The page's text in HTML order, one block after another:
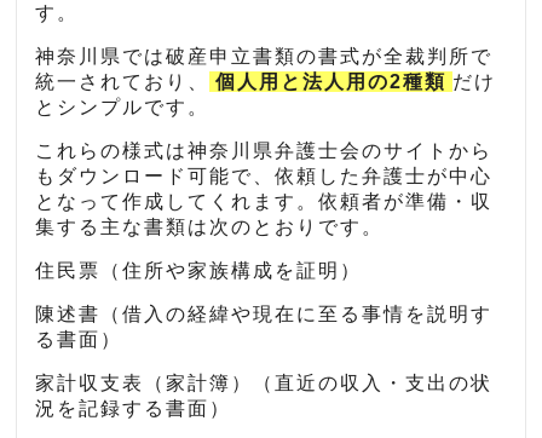
す。
神奈川県では破産申立書類の書式が全裁判所で
統一されており、
個人用と法人用の2種類 だけ
とシンプルです。
これらの様式は神奈川県弁護士会のサイトから
もダウンロード可能で、依頼した弁護士が中心
となって作成してくれます。依頼者が準備・収
集する主な書類は次のとおりです。
住民票（住所や家族構成を証明）
陳述書（借入の経緯や現在に至る事情を説明す
る書面）
家計収支表（家計簿）（直近の収入・支出の状
況を記録する書面）